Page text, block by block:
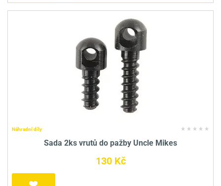
Náhradní díly
Sada 2ks vrutů do pažby Uncle Mikes
130 Kč